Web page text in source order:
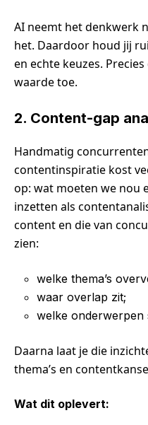
AI neemt het denkwerk
het. Daardoor houd jij
en echte keuzes.
waarde toe.
2. Content-gap
Handmatig
contentinspiratie kost
op: wat moeten we nou
inzetten als
content en die van
zien:
welke thema’s
waar overlap zit;
welke
Daarna laat je die
thema’s en
Wat dit oplevert: